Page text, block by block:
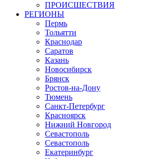
ПРОИСШЕСТВИЯ
РЕГИОНЫ
Пермь
Тольятти
Краснодар
Саратов
Казань
Новосибирск
Брянск
Ростов-на-Дону
Тюмень
Санкт-Петербург
Красноярск
Нижний Новгород
Севастополь
Севастополь
Екатеринбург